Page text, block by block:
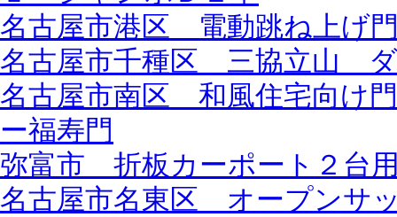
名古屋市港区 電動跳ね上げ
名古屋市千種区 三協立山
名古屋市南区 和風住宅向け
ー福寿門
弥富市 折板カーポート２
名古屋市名東区 オープンサ